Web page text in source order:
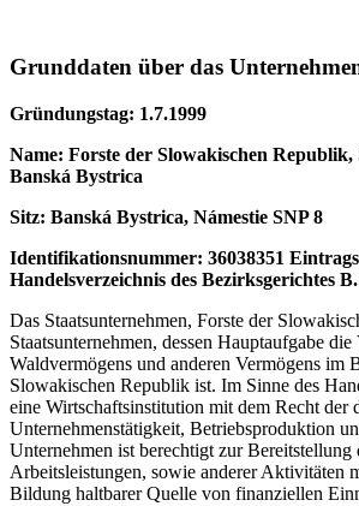
Grunddaten über das
Gründungstag: 1.7.1999
Name: Forste der Slowakischen Republik,
Banská Bystrica
Sitz: Banská Bystrica, Námestie SNP 8
Identifikationsnummer: 36038351
Handelsverzeichnis des Bezirksgerichtes
Das Staatsunternehmen, Forste der
Staatsunternehmen, dessen Hauptaufgabe
Waldvermögens und anderen Vermögens im
Slowakischen Republik ist. Im Sinne des
eine Wirtschaftsinstitution mit dem Recht der
Unternehmenstätigkeit, Betriebsproduktion
Unternehmen ist berechtigt zur Bereitstellung
Arbeitsleistungen, sowie anderer Aktivitäten
Bildung haltbarer Quelle von finanziellen